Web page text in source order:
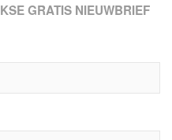
GRATIS NIEUWBRIEF